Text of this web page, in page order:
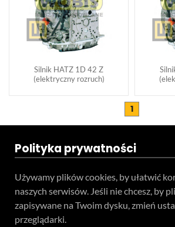
Silnik HATZ 1D 42 Z
(elektryczny rozruch)
1
Polityka prywatności
Używamy plików cookies, by ułatwić
naszych serwisów. Jeśli nie chcesz, by
zapisywane na Twoim dysku, zmień
przeglądarki.